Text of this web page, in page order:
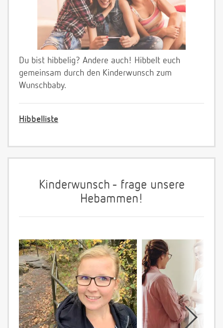
Du bist hibbelig? Andere auch! Hibbelt euch
gemeinsam durch den Kinderwunsch zum
Wunschbaby.
Hibbelliste
Kinderwunsch - frage unsere
Hebammen!